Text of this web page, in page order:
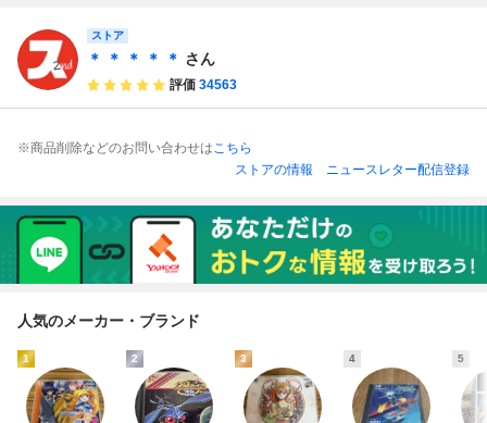
ストア
＊ ＊ ＊ ＊ ＊ さん
評価 34563
※商品削除などのお問い合わせはこちら
ストアの情報
ニュースレター配信登録
人気のメーカー・ブランド
1 2 3 4 5